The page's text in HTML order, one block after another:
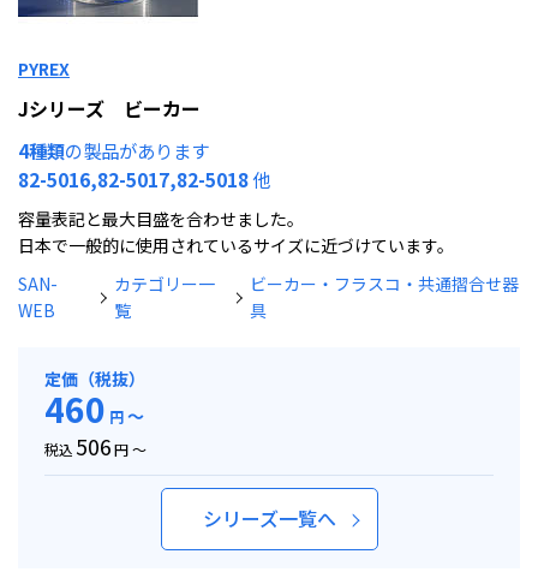
PYREX
Jシリーズ ビーカー
4種類の製品があります
82-5016,82-5017,82-5018他
容量表記と最大目盛を合わせました。
日本で一般的に使用されているサイズに近づけています。
SAN-
WEB
カテゴリー一
覧
ビーカー・フラスコ・共通摺合せ器
具
定価（税抜）
460 円～
税込 506円 ～
シリーズ一覧へ